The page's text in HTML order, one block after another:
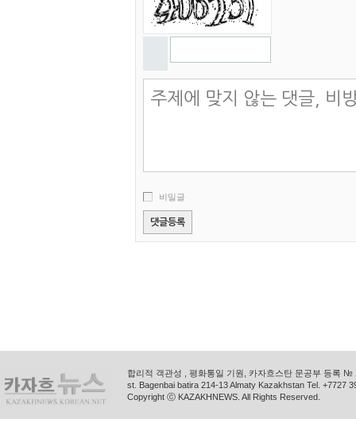
비밀글
합리적 객관성 , 평화통일 기원, 카자흐스탄 문공부 등록
st. Bagenbai batira 214-13 Almaty Kazakhstan Tel. +7727
Copyright ⓒ KAZAKHNEWS. All Rights Reserved.